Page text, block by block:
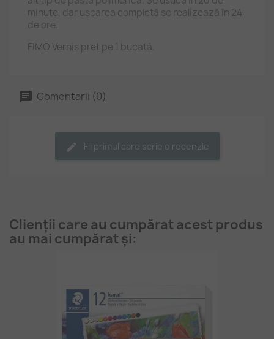
minute, dar uscarea completă se realizează în 24
de ore.
FIMO Vernis preț pe 1 bucată.
Comentarii (0)
Fii primul care scrie o recenzie
Clienții care au cumpărat acest produs
au mai cumpărat și: